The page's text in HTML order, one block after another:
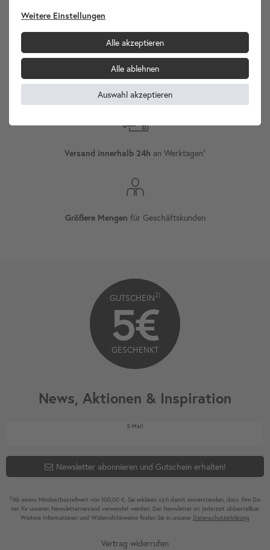
Ihr Spezialist für Waschbecken Unikate!
Internationaler
Versand innerhalb 24h an Werktagen¹
Größere Mengen für Geschäftskunden
News, Aktionen & Inspiration
E-MailNewsletter Honig
Newsletter abonnieren und Gutschein erhalten!
2)Ab einem Mindest­bestell­wert von 100,00 €. Sie erklären sich damit ein­ver­standen, dass Ihre Da­
ten für unseren News­letter­versand ver­wen­det werden. Der News­letter ist jeder­zeit ab­bestel­lbar.
Weitere Infor­mationen und Wider­rufshin­weise finden Sie in unserer Daten­schutz­erklärung
GUTSCHEIN2)
5€
GESCHENKT
Vertrag widerrufen
Weitere Einstellungen
Alle akzeptieren
Alle ablehnen
Auswahl akzeptieren